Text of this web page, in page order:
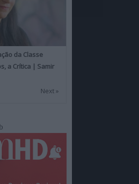
da Classe
a Crítica | Samir
Next »